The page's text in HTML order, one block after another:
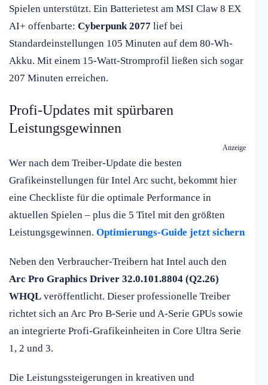
Spielen unterstützt. Ein Batterietest am MSI Claw 8 EX
AI+ offenbarte: Cyberpunk 2077 lief bei
Standardeinstellungen 105 Minuten auf dem 80-Wh-
Akku. Mit einem 15-Watt-Stromprofil ließen sich sogar
207 Minuten erreichen.
Profi-Updates mit spürbaren
Leistungsgewinnen
Anzeige
Wer nach dem Treiber-Update die besten
Grafikeinstellungen für Intel Arc sucht, bekommt hier
eine Checkliste für die optimale Performance in
aktuellen Spielen – plus die 5 Titel mit den größten
Leistungsgewinnen. Optimierungs-Guide jetzt sichern
Neben den Verbraucher-Treibern hat Intel auch den
Arc Pro Graphics Driver 32.0.101.8804 (Q2.26)
WHQL veröffentlicht. Dieser professionelle Treiber
richtet sich an Arc Pro B-Serie und A-Serie GPUs sowie
an integrierte Profi-Grafikeinheiten in Core Ultra Serie
1, 2 und 3.
Die Leistungssteigerungen in kreativen und